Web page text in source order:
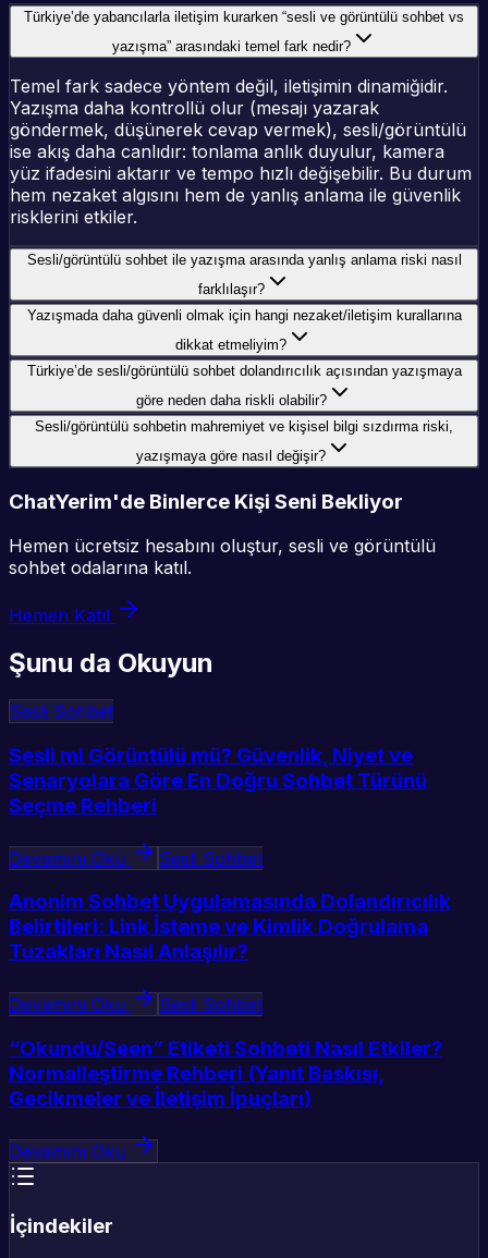
Türkiye’de yabancılarla iletişim kurarken “sesli ve görüntülü sohbet vs
yazışma” arasındaki temel fark nedir?
Temel fark sadece yöntem değil, iletişimin dinamiğidir.
Yazışma daha kontrollü olur (mesajı yazarak
göndermek, düşünerek cevap vermek), sesli/görüntülü
ise akış daha canlıdır: tonlama anlık duyulur, kamera
yüz ifadesini aktarır ve tempo hızlı değişebilir. Bu durum
hem nezaket algısını hem de yanlış anlama ile güvenlik
risklerini etkiler.
Sesli/görüntülü sohbet ile yazışma arasında yanlış anlama riski nasıl
farklılaşır?
Yazışmada daha güvenli olmak için hangi nezaket/iletişim kurallarına
dikkat etmeliyim?
Türkiye’de sesli/görüntülü sohbet dolandırıcılık açısından yazışmaya
göre neden daha riskli olabilir?
Sesli/görüntülü sohbetin mahremiyet ve kişisel bilgi sızdırma riski,
yazışmaya göre nasıl değişir?
ChatYerim'de Binlerce Kişi Seni Bekliyor
Hemen ücretsiz hesabını oluştur, sesli ve görüntülü
sohbet odalarına katıl.
Hemen Katıl
Şunu da Okuyun
Sesli Sohbet
Sesli mi Görüntülü mü? Güvenlik, Niyet ve
Senaryolara Göre En Doğru Sohbet Türünü
Seçme Rehberi
Devamını Oku Sesli Sohbet
Anonim Sohbet Uygulamasında Dolandırıcılık
Belirtileri: Link İsteme ve Kimlik Doğrulama
Tuzakları Nasıl Anlaşılır?
Devamını Oku Sesli Sohbet
“Okundu/Seen” Etiketi Sohbeti Nasıl Etkiler?
Normalleştirme Rehberi (Yanıt Baskısı,
Gecikmeler ve İletişim İpuçları)
Devamını Oku
İçindekiler